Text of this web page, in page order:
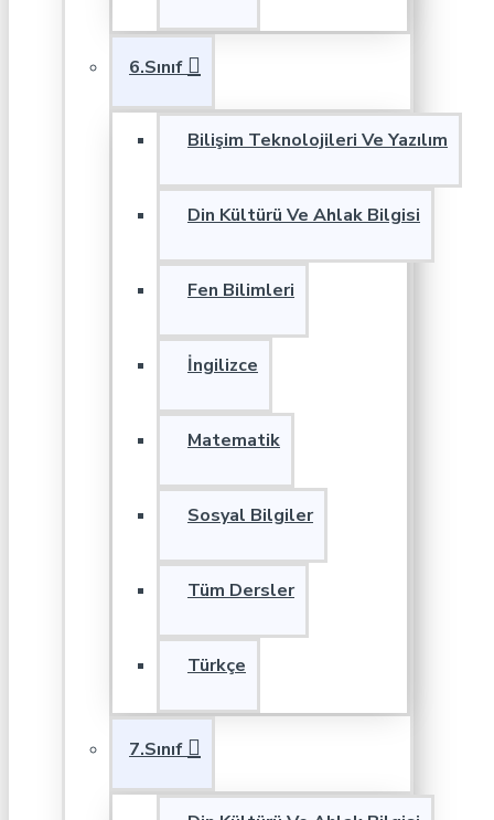
6.Sınıf
Bilişim Teknolojileri Ve Yazılım
Din Kültürü Ve Ahlak Bilgisi
Fen Bilimleri
İngilizce
Matematik
Sosyal Bilgiler
Tüm Dersler
Türkçe
7.Sınıf